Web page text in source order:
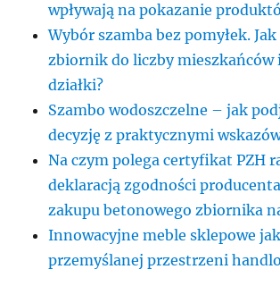
wpływają na pokazanie
Wybór szamba bez pomyłek.
zbiornik do liczby mieszkańców
działki?
Szambo wodoszczelne – jak
decyzję z praktycznymi
Na czym polega certyfikat PZH
deklaracją zgodności
zakupu betonowego zbiornika
Innowacyjne meble sklepowe
przemyślanej przestrzeni